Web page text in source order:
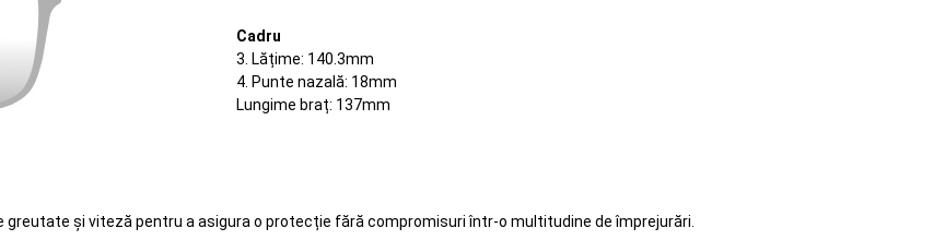
Cadru
3. Lățime: 140.3mm
4. Punte nazală: 18mm
Lungime braț: 137mm
și viteză pentru a asigura o protecție fără compromisuri într-o multitudine de împrejurări.